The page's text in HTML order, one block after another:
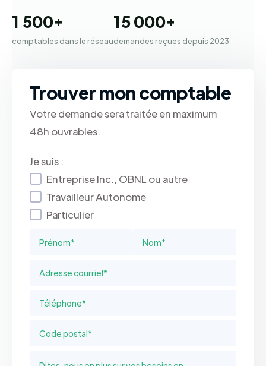
1 500+
comptables dans le réseau
15 000+
demandes reçues depuis 2023
Trouver mon comptable
Votre demande sera traitée en maximum
48h ouvrables.
Je suis :
Entreprise Inc., OBNL ou autre
Travailleur Autonome
Particulier